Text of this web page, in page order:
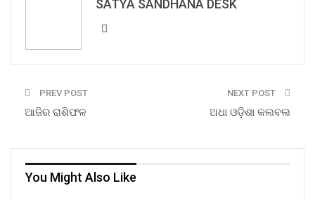
SATYA SANDHANA DESK
PREV POST
ଆଜିର ରାଶିଫଳ
NEXT POST
ଅଧା ଓଡ଼ିଶା କଲବଲ
You Might Also Like